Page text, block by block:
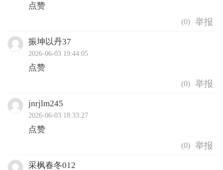
点赞
(0)
振坤以丹37
2026-06-03 19:44:05
点赞
(0)
jnrjlm245
2026-06-03 18:33:27
点赞
(0)
采枫春冬012